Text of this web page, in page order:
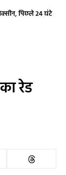
पिछले 24 घंटे
रेड